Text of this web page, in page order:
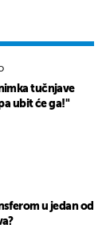
tučnjave
ubit će ga!"
u jedan od